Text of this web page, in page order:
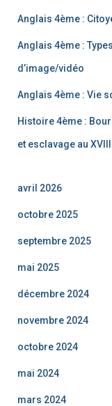
Anglais 4ème :
Anglais 4ème :
d’image/vidéo
Anglais 4ème : Vie
Histoire 4ème :
et esclavage au
avril 2026
octobre 2025
septembre 2025
mai 2025
décembre 2024
novembre 2024
octobre 2024
mai 2024
mars 2024